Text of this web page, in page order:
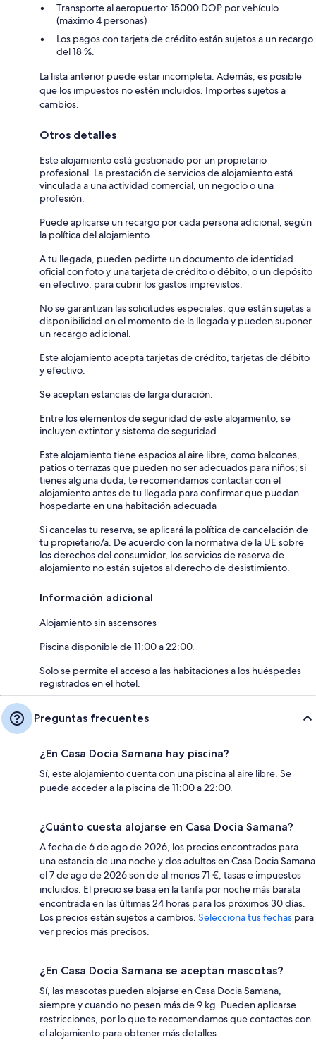
Transporte al aeropuerto: 15000 DOP por vehículo
(máximo 4 personas)
Los pagos con tarjeta de crédito están sujetos a un recargo
del 18 %.
La lista anterior puede estar incompleta. Además, es posible
que los impuestos no estén incluidos. Importes sujetos a
cambios.
Otros detalles
Este alojamiento está gestionado por un propietario
profesional. La prestación de servicios de alojamiento está
vinculada a una actividad comercial, un negocio o una
profesión.
Puede aplicarse un recargo por cada persona adicional, según
la política del alojamiento.
A tu llegada, pueden pedirte un documento de identidad
oficial con foto y una tarjeta de crédito o débito, o un depósito
en efectivo, para cubrir los gastos imprevistos.
No se garantizan las solicitudes especiales, que están sujetas a
disponibilidad en el momento de la llegada y pueden suponer
un recargo adicional.
Este alojamiento acepta tarjetas de crédito, tarjetas de débito
y efectivo.
Se aceptan estancias de larga duración.
Entre los elementos de seguridad de este alojamiento, se
incluyen extintor y sistema de seguridad.
Este alojamiento tiene espacios al aire libre, como balcones,
patios o terrazas que pueden no ser adecuados para niños; si
tienes alguna duda, te recomendamos contactar con el
alojamiento antes de tu llegada para confirmar que puedan
hospedarte en una habitación adecuada
Si cancelas tu reserva, se aplicará la política de cancelación de
tu propietario/a. De acuerdo con la normativa de la UE sobre
los derechos del consumidor, los servicios de reserva de
alojamiento no están sujetos al derecho de desistimiento.
Información adicional
Alojamiento sin ascensores
Piscina disponible de 11:00 a 22:00.
Solo se permite el acceso a las habitaciones a los huéspedes
registrados en el hotel.
Preguntas frecuentes
¿En Casa Docia Samana hay piscina?
Sí, este alojamiento cuenta con una piscina al aire libre. Se
puede acceder a la piscina de 11:00 a 22:00.
¿Cuánto cuesta alojarse en Casa Docia Samana?
A fecha de 6 de ago de 2026, los precios encontrados para
una estancia de una noche y dos adultos en Casa Docia Samana
el 7 de ago de 2026 son de al menos 71 €, tasas e impuestos
incluidos. El precio se basa en la tarifa por noche más barata
encontrada en las últimas 24 horas para los próximos 30 días.
Los precios están sujetos a cambios. Selecciona tus fechas para
ver precios más precisos.
¿En Casa Docia Samana se aceptan mascotas?
Sí, las mascotas pueden alojarse en Casa Docia Samana,
siempre y cuando no pesen más de 9 kg. Pueden aplicarse
restricciones, por lo que te recomendamos que contactes con
el alojamiento para obtener más detalles.